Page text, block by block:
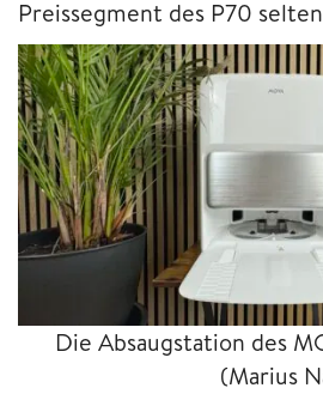
Preissegment des P70
Die Absaugstation des
(Marius